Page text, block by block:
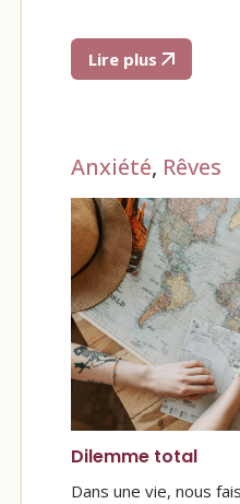
Lire plus
Anxiété, Rêves
Dilemme total
Dans une vie, nous